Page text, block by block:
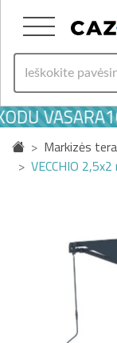
VASARA10
Markizės
VECCHIO